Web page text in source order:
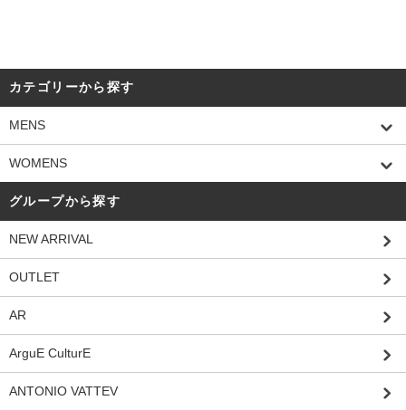
カテゴリーから探す
MENS
WOMENS
グループから探す
NEW ARRIVAL
OUTLET
AR
ArguE CulturE
ANTONIO VATTEV